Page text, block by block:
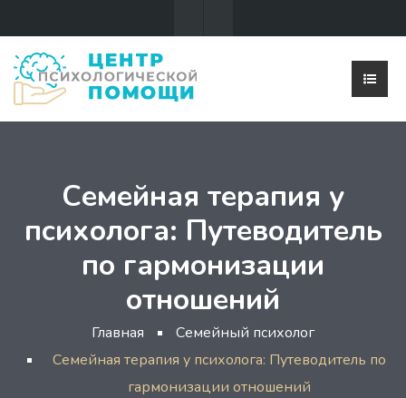
Семейная терапия у
психолога: Путеводитель
по гармонизации
отношений
Главная
Семейный психолог
Семейная терапия у психолога: Путеводитель по
гармонизации отношений